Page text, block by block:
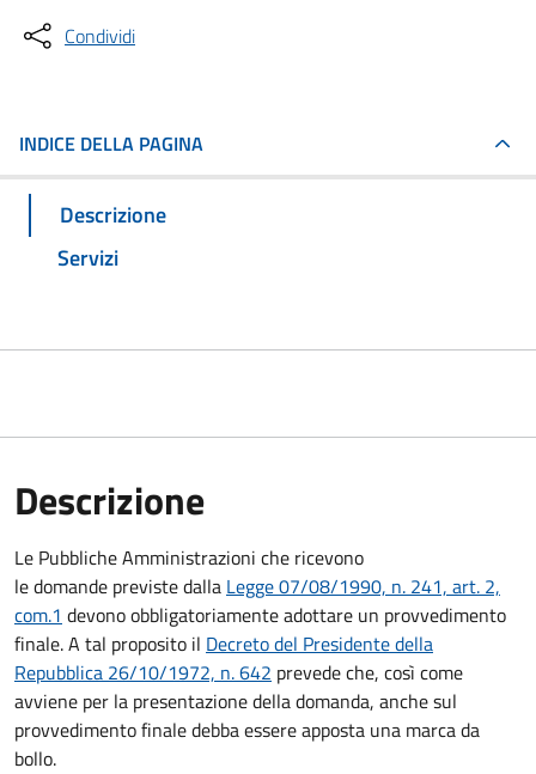
Condividi
INDICE DELLA PAGINA
Descrizione
Servizi
Descrizione
Le Pubbliche Amministrazioni che ricevono
le domande previste dalla Legge 07/08/1990, n. 241, art. 2,
com.1 devono obbligatoriamente adottare un provvedimento
finale. A tal proposito il Decreto del Presidente della
Repubblica 26/10/1972, n. 642 prevede che, così come
avviene per la presentazione della domanda, anche sul
provvedimento finale debba essere apposta una marca da
bollo.